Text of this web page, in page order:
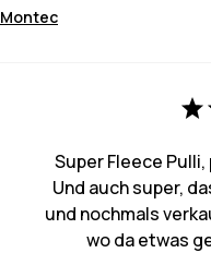
Montec
Super Fleece
Und auch super,
und nochmals
wo da etwas